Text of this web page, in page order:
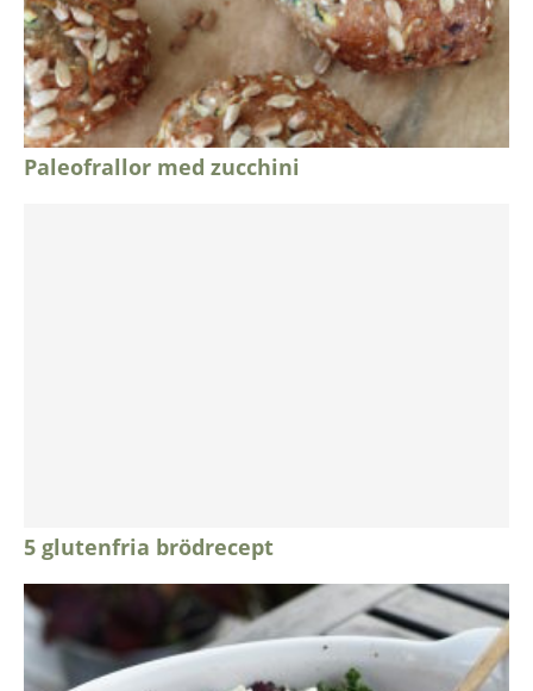
Paleofrallor med zucchini
5 glutenfria brödrecept